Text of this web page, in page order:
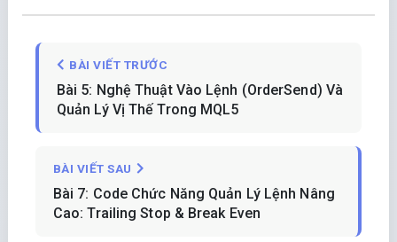
BÀI VIẾT TRƯỚC
Bài 5: Nghệ Thuật Vào Lệnh (OrderSend) Và
Quản Lý Vị Thế Trong MQL5
BÀI VIẾT SAU
Bài 7: Code Chức Năng Quản Lý Lệnh Nâng
Cao: Trailing Stop & Break Even